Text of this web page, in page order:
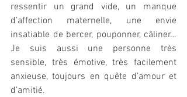
ressentir un grand vide, un manque
d’affection maternelle, une envie
insatiable de bercer, pouponner, câliner…
Je suis aussi une personne très
sensible, très émotive, très facilement
anxieuse, toujours en quête d’amour et
d’amitié.